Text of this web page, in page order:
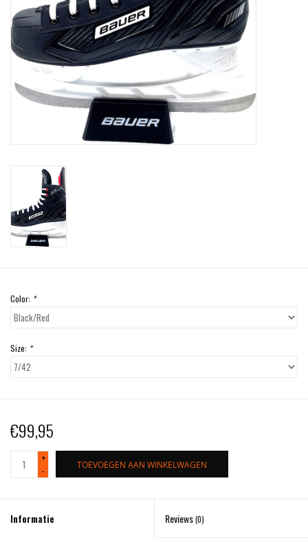
SALE
Merken
Gift Card
Color: *
Size: *
€99,95
+
-
TOEVOEGEN AAN WINKELWAGEN
Informatie Reviews(0)